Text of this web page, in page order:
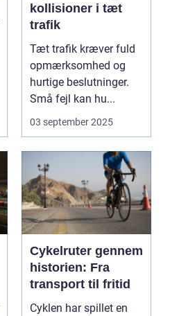
kollisioner i tæt
trafik
Tæt trafik kræver fuld
opmærksomhed og
hurtige beslutninger.
Små fejl kan hu...
03 september 2025
Cykelruter gennem
historien: Fra
transport til fritid
Cyklen har spillet en